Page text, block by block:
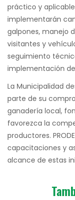
práctico y
implementarán
galpones, manejo
visitantes y
seguimiento
implementación
La Municipalidad
parte de su
ganadería local,
favorezca la
productores.
capacitaciones y
alcance de estas